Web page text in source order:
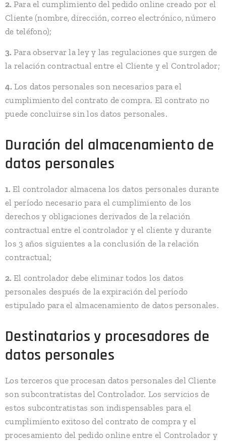
2. Para el cumplimiento del pedido online creado por el
Cliente (nombre, dirección, correo electrónico, número
de teléfono);
3. Para observar la ley y las regulaciones que surgen de
la relación contractual entre el Cliente y el Controlador;
4. Los datos personales son necesarios para el
cumplimiento del contrato de compra. El contrato no
puede concluirse sin los datos personales.
Duración del almacenamiento de
datos personales
1. El controlador almacena los datos personales durante
el período necesario para el cumplimiento de los
derechos y obligaciones derivados de la relación
contractual entre el controlador y el cliente y durante
los 3 años siguientes a la conclusión de la relación
contractual;
2. El controlador debe eliminar todos los datos
personales después de la expiración del período
estipulado para el almacenamiento de datos personales.
Destinatarios y procesadores de
datos personales
Los terceros que procesan datos personales del Cliente
son subcontratistas del Controlador. Los servicios de
estos subcontratistas son indispensables para el
cumplimiento exitoso del contrato de compra y el
procesamiento del pedido online entre el Controlador y